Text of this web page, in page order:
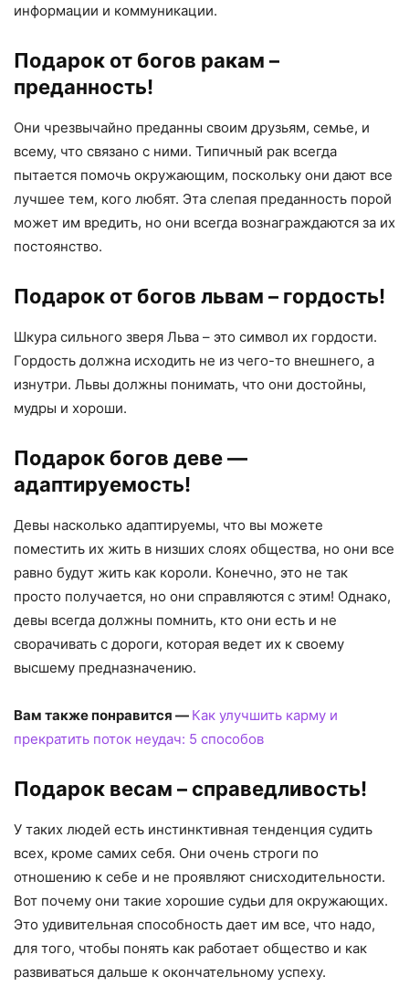
информации и коммуникации.
Подарок от богов ракам –
преданность!
Они чрезвычайно преданны своим друзьям, семье, и
всему, что связано с ними. Типичный рак всегда
пытается помочь окружающим, поскольку они дают все
лучшее тем, кого любят. Эта слепая преданность порой
может им вредить, но они всегда вознаграждаются за их
постоянство.
Подарок от богов львам – гордость!
Шкура сильного зверя Льва – это символ их гордости.
Гордость должна исходить не из чего-то внешнего, а
изнутри. Львы должны понимать, что они достойны,
мудры и хороши.
Подарок богов деве —
адаптируемость!
Девы насколько адаптируемы, что вы можете
поместить их жить в низших слоях общества, но они все
равно будут жить как короли. Конечно, это не так
просто получается, но они справляются с этим! Однако,
девы всегда должны помнить, кто они есть и не
сворачивать с дороги, которая ведет их к своему
высшему предназначению.
Вам также понравится — Как улучшить карму и
прекратить поток неудач: 5 способов
Подарок весам – справедливость!
У таких людей есть инстинктивная тенденция судить
всех, кроме самих себя. Они очень строги по
отношению к себе и не проявляют снисходительности.
Вот почему они такие хорошие судьи для окружающих.
Это удивительная способность дает им все, что надо,
для того, чтобы понять как работает общество и как
развиваться дальше к окончательному успеху.